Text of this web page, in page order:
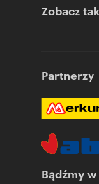
Zobacz
Partnerzy
Bądźmy